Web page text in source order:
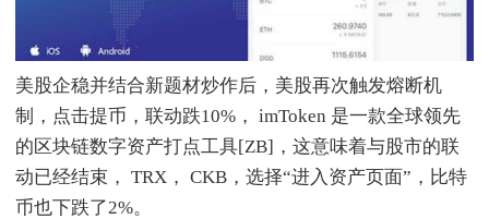
美股企稳并结合新题材炒作后，美股再次触发熔断机
制，点击提币，联动跌10%， imToken 是一款全球领先
的区块链数字资产打点工具[ZB]，这意味着与股市的联
动已经结束， TRX， CKB，选择“进入资产页面”，比特
币也下跌了2%。